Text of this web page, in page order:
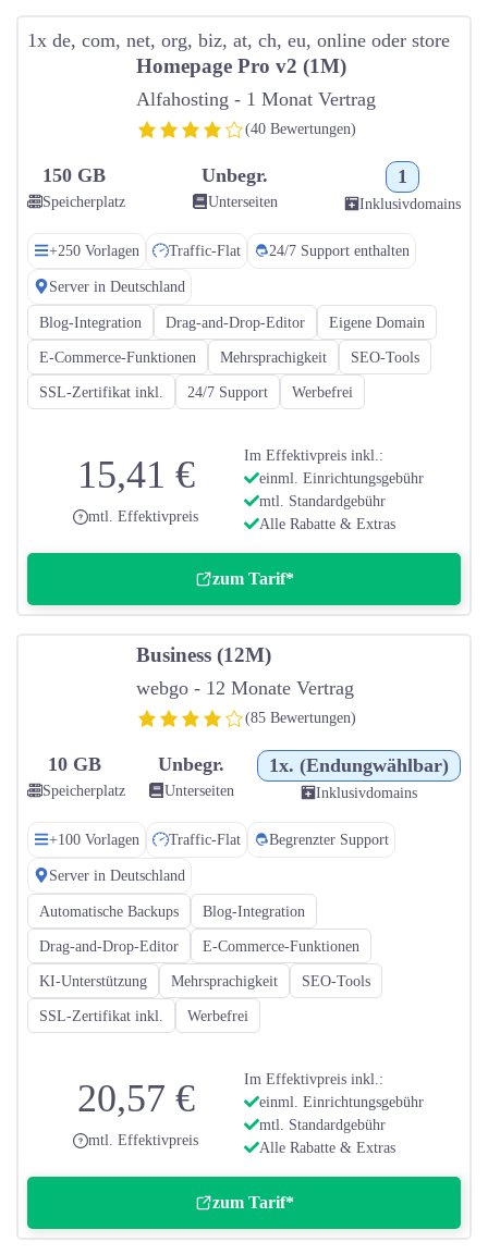
1x de, com, net, org, biz, at, ch, eu, online oder store
Homepage Pro v2 (1M)
Alfahosting - 1 Monat Vertrag
(40 Bewertungen)
150 GB
Speicherplatz
Unbegr.
Unterseiten
1
Inklusivdomains
+250 Vorlagen Traffic-Flat 24/7 Support enthalten
Server in Deutschland
Blog-Integration Drag-and-Drop-Editor
Eigene Domain
E-Commerce-Funktionen
Mehrsprachigkeit
SEO-Tools
SSL-Zertifikat inkl.
24/7 Support Werbefrei
15,41 €
mtl. Effektivpreis
Im Effektivpreis inkl.:
einml. Einrichtungsgebühr
mtl. Standardgebühr
Alle Rabatte & Extras
zum Tarif*
Business (12M)
webgo - 12 Monate Vertrag
(85 Bewertungen)
10 GB
Speicherplatz
Unbegr.
Unterseiten
1x. (Endungwählbar)
Inklusivdomains
+100 Vorlagen Traffic-Flat Begrenzter Support
Server in Deutschland
Automatische Backups
Blog-Integration
Drag-and-Drop-Editor
E-Commerce-Funktionen
KI-Unterstützung
Mehrsprachigkeit
SEO-Tools
SSL-Zertifikat inkl.
Werbefrei
20,57 €
mtl. Effektivpreis
Im Effektivpreis inkl.:
einml. Einrichtungsgebühr
mtl. Standardgebühr
Alle Rabatte & Extras
zum Tarif*